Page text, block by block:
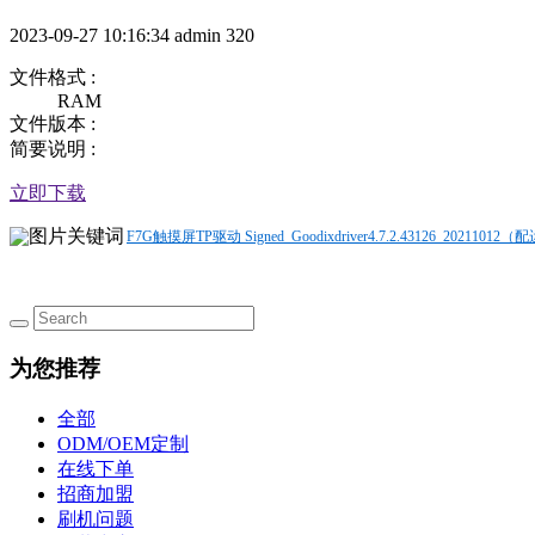
2023-09-27 10:16:34 admin 320
文件格式 :
RAM
文件版本 :
简要说明 :
立即下载
F7G触摸屏TP驱动 Signed_Goodixdriver4.7.2.43126_20211012（
为您推荐
全部
ODM/OEM定制
在线下单
招商加盟
刷机问题